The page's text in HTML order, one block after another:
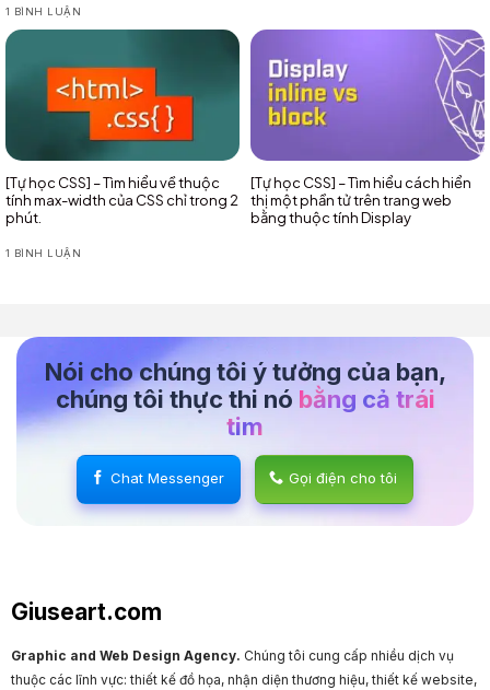
1 BÌNH LUẬN
[Tự học CSS] – Tìm hiểu về thuộc
tính max-width của CSS chỉ trong 2
phút.
1 BÌNH LUẬN
[Tự học CSS] – Tìm hiểu cách hiển
thị một phần tử trên trang web
bằng thuộc tính Display
Nói cho chúng tôi ý tưởng của bạn,
chúng tôi thực thi nó bằng cả trái
tim
Chat Messenger Gọi điện cho tôi
Giuseart.com
Graphic and Web Design Agency. Chúng tôi cung cấp nhiều dịch vụ
thuộc các lĩnh vực: thiết kế đồ họa, nhận diện thương hiệu, thiết kế website,